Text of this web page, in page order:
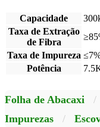
Capacidade
Taxa de Extração
de Fibra
Taxa de Impureza
Potência
Folha de Abacaxi /
Impurezas
/